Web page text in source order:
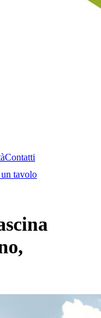
Contatti
tavolo